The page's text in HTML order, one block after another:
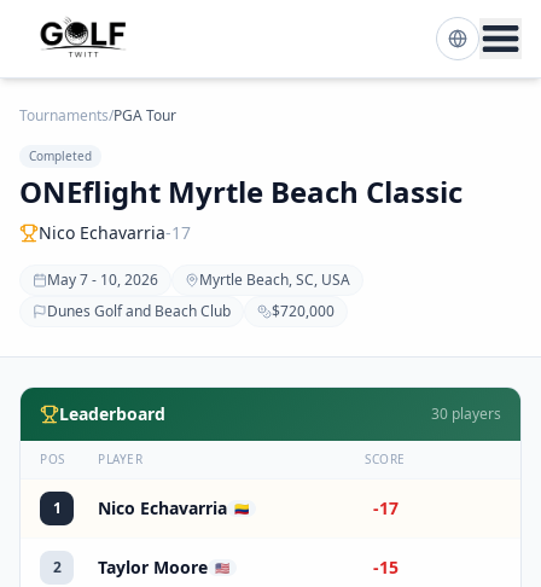
Tournaments/PGA Tour
Completed
ONEflight Myrtle Beach Classic
Nico Echavarria-17
May 7 - 10, 2026
Myrtle Beach, SC, USA
Dunes Golf and Beach Club
$720,000
Leaderboard 30 players
POS PLAYER SCORE
1 Nico Echavarria 🇨🇴 -17
2 Taylor Moore 🇺🇸 -15